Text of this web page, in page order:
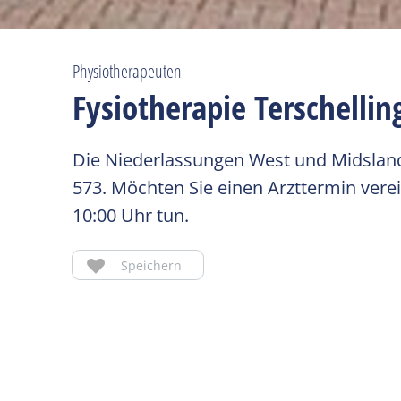
Physiotherapeuten
Fysiotherapie
Die Niederlassungen West und
573. Möchten Sie einen Arzttermin
10:00 Uhr tun.
Speichern